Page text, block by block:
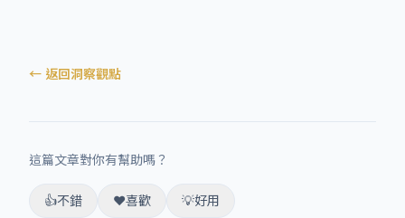
← 返回洞察觀點
這篇文章對你有幫助嗎？
👍不錯 ❤️喜歡 💡好用